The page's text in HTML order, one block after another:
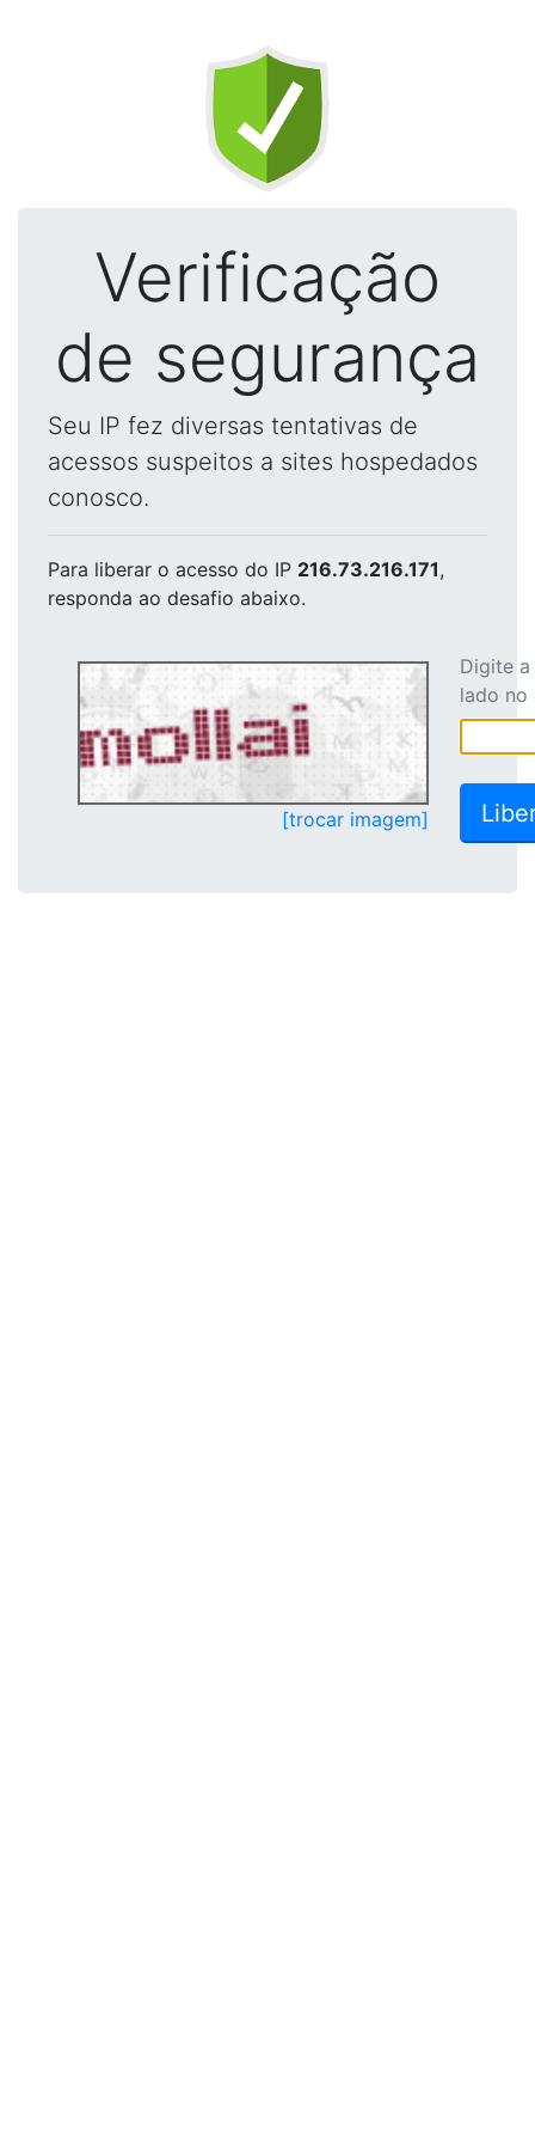
Verificação
de segurança
Seu IP fez diversas tentativas de
acessos suspeitos a sites hospedados
conosco.
Para liberar o acesso do IP 216.73.216.171,
responda ao desafio abaixo.
[trocar imagem]
Digite
lado no